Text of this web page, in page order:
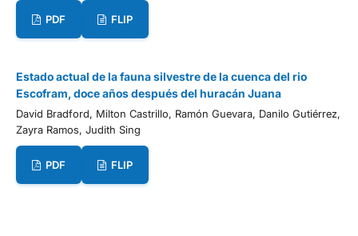
PDF FLIP
Estado actual de la fauna silvestre de la cuenca del rio
Escofram, doce años después del huracán Juana
David Bradford, Milton Castrillo, Ramón Guevara, Danilo Gutiérrez,
Zayra Ramos, Judith Sing
PDF FLIP